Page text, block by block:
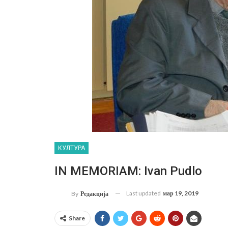
КУЛТУРА
IN MEMORIAM: Ivan Pudlo
By Редакција Last updated мар 19, 2019
Share